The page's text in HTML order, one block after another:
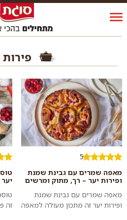
פירות
5
מאפה שמרים עם גבינת שמנת
ופירות יער – רך, מתוק ומרשים
מאפה שמרים עם גבינת שמנת
ופירות יער זה מתכון מעולה למאפה
יער
זה